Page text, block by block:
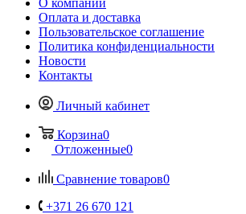
О компании
Оплата и доставка
Пользовательское соглашение
Политика конфиденциальности
Новости
Контакты
Личный кабинет
Корзина0
Отложенные0
Сравнение товаров0
+371 26 670 121